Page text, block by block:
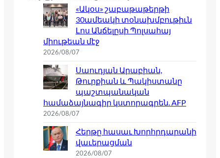
«Ակօս» շաբաթաթերթի
30ամեակի տօնախմբութիւն
Լոս Անճելըսի Պոլսահայ
միութեան մէջ
2026/08/07
Սաուդյան Արաբիան,
Թուրքիան և Պակիստանը
պաշտպանական
համաձայնագիր կստորագրեն. AFP
2026/08/07
Հերթը հասաւ Խորհրդարանի
վաւերացման
2026/08/07